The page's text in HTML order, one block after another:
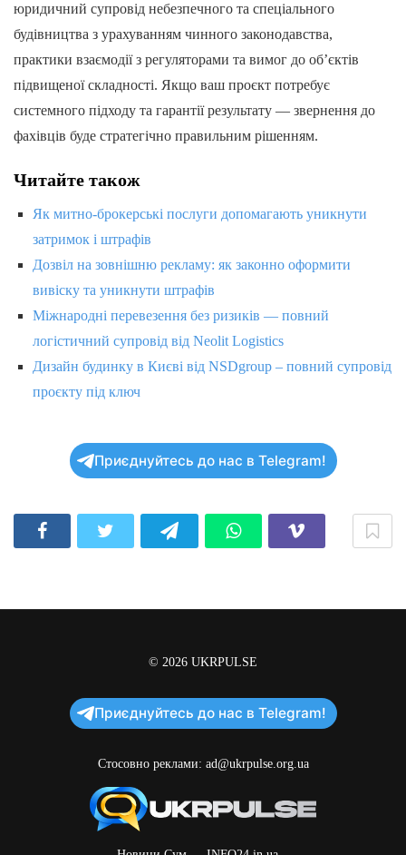
юридичний супровід небезпечного та спеціального
будівництва з урахуванням чинного законодавства,
практики взаємодії з регуляторами та вимог до об’єктів
підвищеної складності. Якщо ваш проєкт потребує
системного підходу та гарантії результату — звернення до
фахівців буде стратегічно правильним рішенням.
Читайте також
Як митно-брокерські послуги допомагають уникнути
затримок і штрафів
Дозвіл на зовнішню рекламу: як законно оформити
вивіску та уникнути штрафів
Міжнародні перевезення без ризиків — повний
логістичний супровід від Neolit Logistics
Дизайн будинку в Києві від NSDgroup – повний супровід
проєкту під ключ
Приєднуйтесь до нас в Telegram!
© 2026 UKRPULSE
Приєднуйтесь до нас в Telegram!
Стосовно реклами: ad@ukrpulse.org.ua